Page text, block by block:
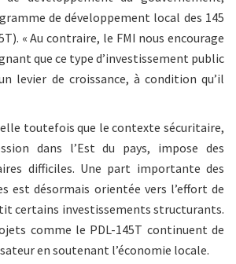
de développement local des 145
« Au contraire, le FMI nous encourage
que ce type d’investissement public
levier de croissance, à condition qu’il
toutefois que le contexte sécuritaire,
dans l’Est du pays, impose des
difficiles. Une part importante des
est désormais orientée vers l’effort de
certains investissements structurants.
comme le PDL-145T continuent de
en soutenant l’économie locale.